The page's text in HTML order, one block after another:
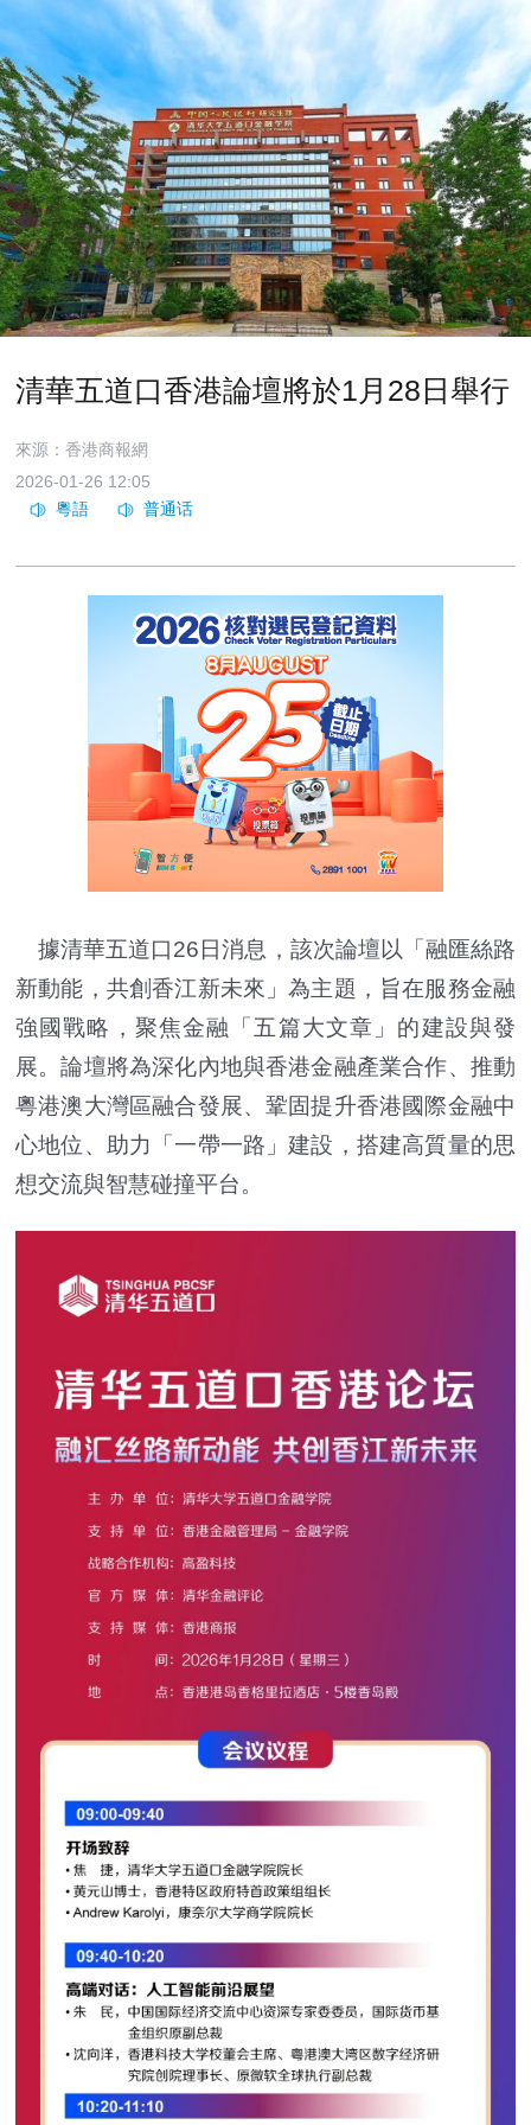
清華五道口香港論壇將於1月28日舉行
來源：香港商報網
2026-01-26 12:05
據清華五道口26日消息，該次論壇以「融匯絲路
新動能，共創香江新未來」為主題，旨在服務金融
強國戰略，聚焦金融「五篇大文章」的建設與發
展。論壇將為深化內地與香港金融產業合作、推動
粵港澳大灣區融合發展、鞏固提升香港國際金融中
心地位、助力「一帶一路」建設，搭建高質量的思
想交流與智慧碰撞平台。